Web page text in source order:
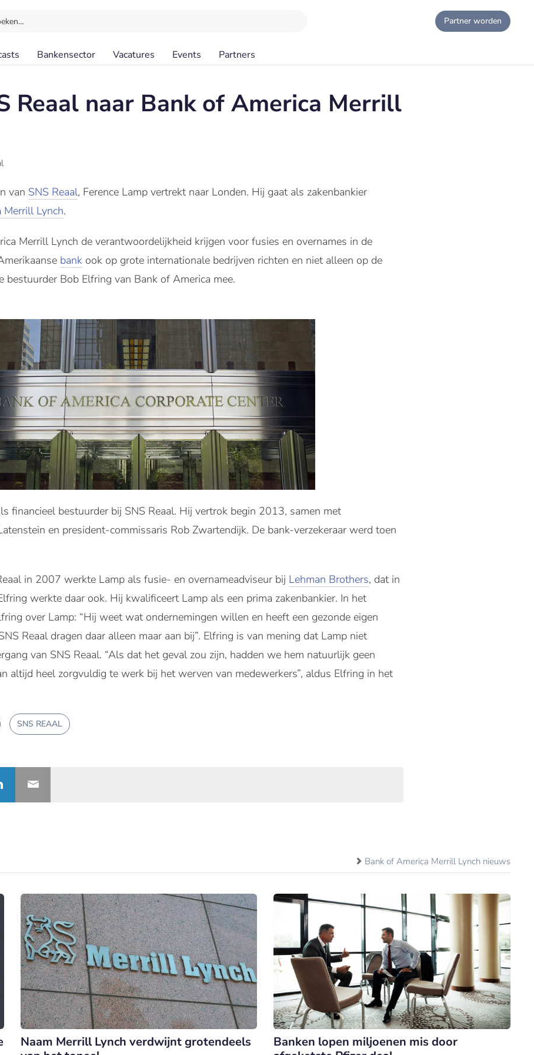
Partner worden
Bankensector Vacatures Events Partners
Reaal naar Bank of America Merrill
van SNS Reaal, Ference Lamp vertrekt naar Londen. Hij gaat als zakenbankier
Merrill Lynch.
Merrill Lynch de verantwoordelijkheid krijgen voor fusies en overnames in de
bank ook op grote internationale bedrijven richten en niet alleen op de
bestuurder Bob Elfring van Bank of America mee.
financieel bestuurder bij SNS Reaal. Hij vertrok begin 2013, samen met
en president-commissaris Rob Zwartendijk. De bank-verzekeraar werd toen
in 2007 werkte Lamp als fusie- en overnameadviseur bij Lehman Brothers, dat in
werkte daar ook. Hij kwalificeert Lamp als een prima zakenbankier. In het
over Lamp: “Hij weet wat ondernemingen willen en heeft een gezonde eigen
Reaal dragen daar alleen maar aan bij”. Elfring is van mening dat Lamp niet
van SNS Reaal. “Als dat het geval zou zijn, hadden we hem natuurlijk geen
altijd heel zorgvuldig te werk bij het werven van medewerkers”, aldus Elfring in het
SNS REAAL
Bank of America Merrill Lynch nieuws
Naam Merrill Lynch verdwijnt grotendeels
Banken lopen miljoenen mis door